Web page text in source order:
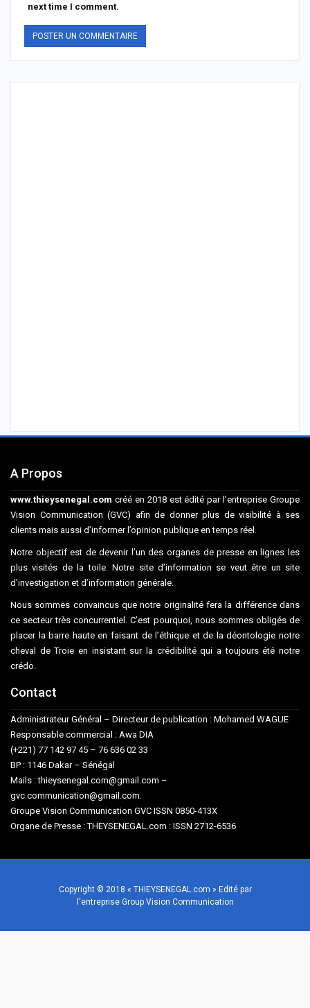
next time I comment.
A Propos
www.thieysenegal.com créé en 2018 est édité par l’entreprise Groupe
Vision Communication (GVC) afin de donner plus de visibilité à ses
clients mais aussi d’informer l’opinion publique en temps réel.
Notre objectif est de devenir l’un des organes de presse en lignes les
plus visités de la toile. Notre site d’information se veut être un site
d’investigation et d’information générale.
Nous sommes convaincus que notre originalité fera la différence dans
ce secteur très concurrentiel. C’est pourquoi, nous sommes obligés de
placer la barre haute en faisant de l’éthique et de la déontologie notre
cheval de Troie en insistant sur la crédibilité qui a toujours été notre
crédo.
Contact
Administrateur Général – Directeur de publication : Mohamed WAGUE
Responsable commercial : Awa DIA
(+221) 77 142 97 45 – 76 636 02 33
BP : 1146 Dakar – Sénégal
Mails : thieysenegal.com@gmail.com –
gvc.communication@gmail.com.
Groupe Vision Communication GVC ISSN 0850-413X
Organe de Presse : THEYSENEGAL.com : ISSN 2712-6536
Copyright © 2018 « THIEYSENEGAL.com » Edité par
l'entreprise Group Vision Communication